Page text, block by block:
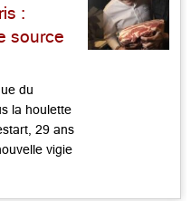
:
source
du
la houlette
29 ans
vigie
de la